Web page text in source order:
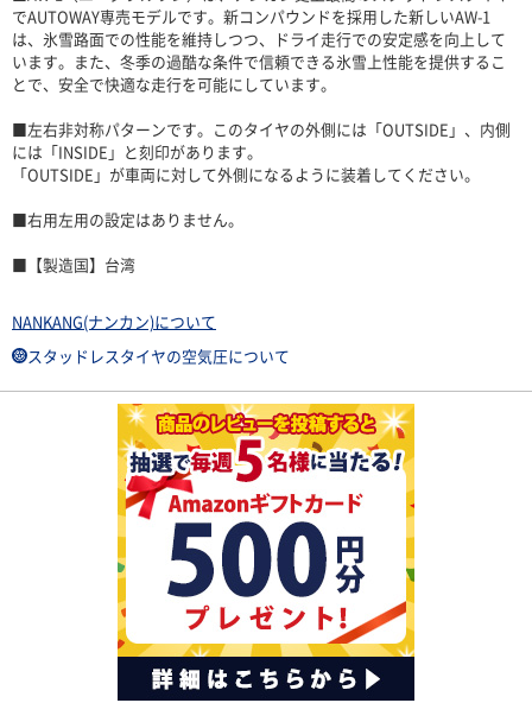
でAUTOWAY専売モデルです。新コンパウンドを採用した新しいAW-1
は、氷雪路面での性能を維持しつつ、ドライ走行での安定感を向上して
います。また、冬季の過酷な条件で信頼できる氷雪上性能を提供するこ
とで、安全で快適な走行を可能にしています。
■左右非対称パターンです。このタイヤの外側には「OUTSIDE」、内側
には「INSIDE」と刻印があります。
「OUTSIDE」が車両に対して外側になるように装着してください。
■右用左用の設定はありません。
■【製造国】台湾
NANKANG(ナンカン)について
スタッドレスタイヤの空気圧について